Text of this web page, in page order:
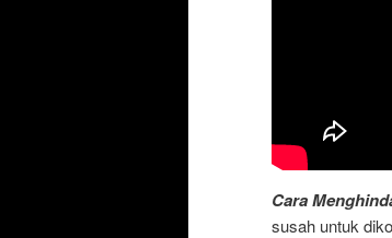
Cara
susah untuk